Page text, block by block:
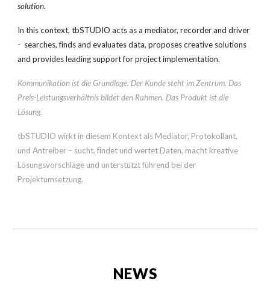
solution.
In this context, tbSTUDIO acts as a mediator, recorder and driver
- searches, finds and evaluates data, proposes creative solutions
and provides leading support for project implementation.
Kommunikation ist die Grundlage. Der Kunde steht im Zentrum. Das
Preis-Leistungsverhältnis bildet den Rahmen. Das Produkt ist die
Lösung.
tbSTUDIO wirkt in diesem Kontext als Mediator, Protokollant,
und Antreiber – sucht, findet und wertet Daten, macht kreative
Lösungsvorschläge und unterstützt führend bei der
Projektumsetzung.
NEWS